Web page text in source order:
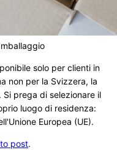
solo per clienti in
non per la Svizzera, la
Si prega di selezionare il
luogo di residenza:
Europea (UE).
post.